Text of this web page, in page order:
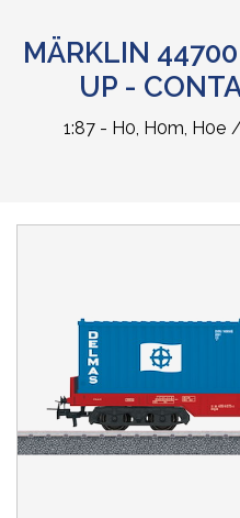
MÄRKLIN
UP -
1:87 - H0, H0m, H0e